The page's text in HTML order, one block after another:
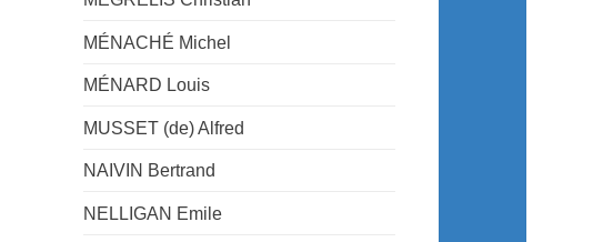
MÉNACHÉ Michel
MÉNARD Louis
MUSSET (de) Alfred
NAIVIN Bertrand
NELLIGAN Emile